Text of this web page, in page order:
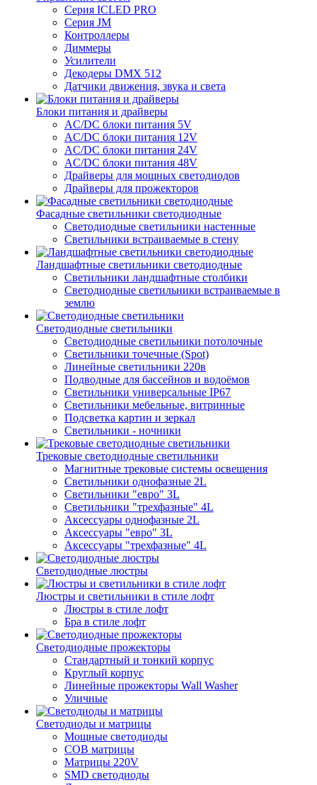
Серия ICLED PRO
Серия JM
Контроллеры
Диммеры
Усилители
Декодеры DMX 512
Датчики движения, звука и света
Блоки питания и драйверы
AC/DC блоки питания 5V
AC/DC блоки питания 12V
AC/DC блоки питания 24V
AC/DC блоки питания 48V
Драйверы для мощных светодиодов
Драйверы для прожекторов
Фасадные светильники светодиодные
Светодиодные светильники настенные
Светильники встраиваемые в стену
Ландшафтные светильники светодиодные
Светильники ландшафтные столбики
Светодиодные светильники встраиваемые в
землю
Светодиодные светильники
Светодиодные светильники потолочные
Светильники точечные (Spot)
Линейные светильники 220в
Подводные для бассейнов и водоёмов
Светильники универсальные IP67
Светильники мебельные, витринные
Подсветка картин и зеркал
Светильники - ночники
Трековые светодиодные светильники
Магнитные трековые системы освещения
Светильники однофазные 2L
Светильники "евро" 3L
Светильники "трехфазные" 4L
Аксессуары однофазные 2L
Аксессуары "евро" 3L
Аксессуары "трехфазные" 4L
Светодиодные люстры
Люстры и светильники в стиле лофт
Люстры в стиле лофт
Бра в стиле лофт
Светодиодные прожекторы
Стандартный и тонкий корпус
Круглый корпус
Линейные прожекторы Wall Washer
Уличные
Светодиоды и матрицы
Мощные светодиоды
COB матрицы
Матрицы 220V
SMD светодиоды